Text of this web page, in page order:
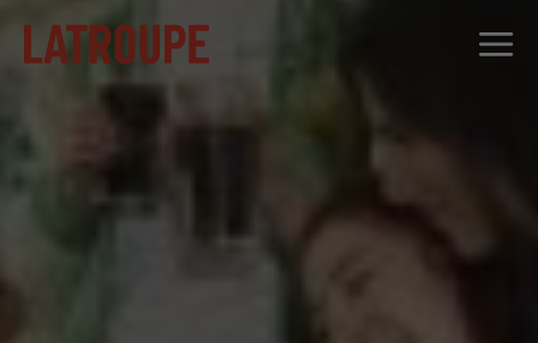
DESTINATIONS
OFFRES
CITY STORIES
ÉVÉNEMENTS